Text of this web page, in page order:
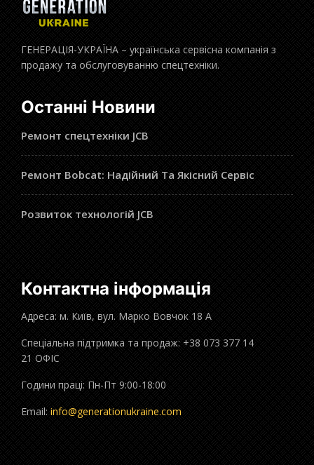
ГЕНЕРАЦІЯ-УКРАЇНА – українська сервісна компанія з
продажу та обслуговуванню спецтехніки.
Останні Новини
Ремонт спецтехніки JCB
Ремонт Bobcat: Надійний Та Якісний Сервіс
Розвиток технологій JCB
Контактна інформація
Адреса: м. Київ, вул. Марко Вовчок 18 А
Спеціальна підтримка та продаж: +38 073 377 14
21 ОФІС
Години праці: Пн-Пт 9:00-18:00
Email: info@generationukraine.com